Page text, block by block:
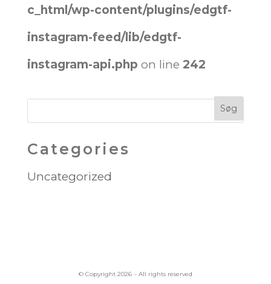
c_html/wp-content/plugins/edgtf-
instagram-feed/lib/edgtf-
instagram-api.php on line 242
Categories
Uncategorized
© Copyright 2026 – All rights reserved